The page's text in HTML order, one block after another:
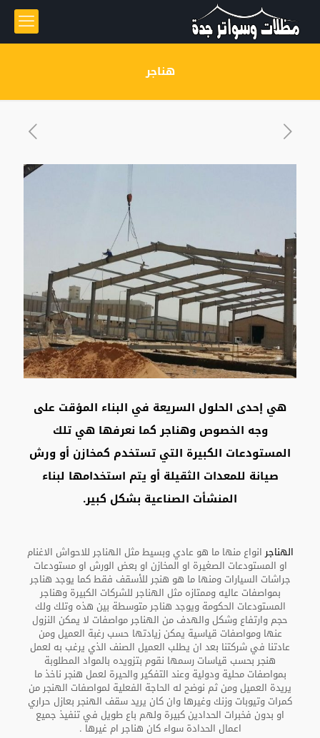
هناجر
هي إحدى الحلول السريعة في البناء المؤقت على
وجه الخصوص وهناجر كما نعرفها هي تلك
المستودعات الكبيرة التي تستخدم كمخازن أو ورش
صيانة للمعدات الثقيلة أو يتم استخدامها لبناء
المنشأت الصناعية بشكل كبير.
الهناجرانواع منها ما هو عادي وبسيط مثل الهناجر للاحواش الاغنام
او المستودعات الصغيرة او المخازن او بعض الورش او مستودعات
جراشات السيارات ومنها ما هو هنجر للأسقف فقط كما يوجد هناجر
بمواصفات عاليه وممتازه مثل الهناجر للشركات الكبيرة وهناجر
المستودعات الحكومة ويوجد هناجر متوسطة بين هذه وتلك ولك
حجم وارتفاع وشكل والهدف من الهناجر مواصفات لا يمكن النزول
عنها ومواصفات قياسية يمكن زيادتها حسب رغبة العميل ومن
عادتنا في شركتنا بعد ان يطلب العميل الصنف الذي يرغب به لعمل
هنجر بحسب قياسات رسمها نقوم بتزويده بالمواد المطلوبة
بمواصفات محلية ودولية وعند التفكير والحيرة لعمل هنجر ناخذ ما
يريدة العميل ومن ثم نوضح له الحاجة الفعلية لمواصفات الهنجر من
كمرات وتيوبات وزنك وغيرها وان كان يريد سقف الهنجر بعازل حراري
او بدون فخبرات الحدادين كبيرة ولهم باع طويل في تنفيذ جميع
اعمال الحدادة سواء كان هناجر ام غيرها .